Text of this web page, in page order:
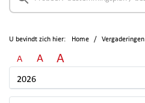
U bevindt zich hier: Home Vergaderingen
A A A
2026